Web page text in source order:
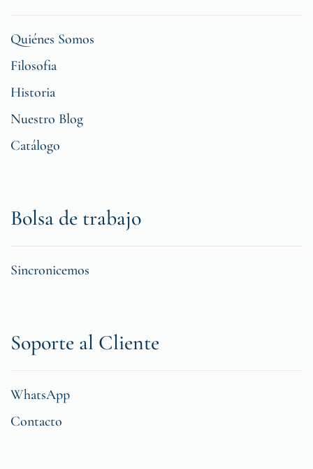
Quiénes Somos
Filosofia
Historia
Nuestro Blog
Catálogo
Bolsa de trabajo
Sincronicemos
Soporte al Cliente
WhatsApp
Contacto